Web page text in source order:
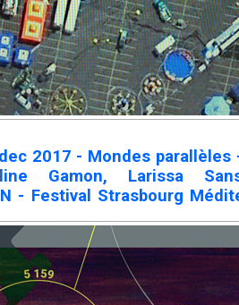
2017 - Mondes parallèles
Gamon, Larissa
- Festival Strasbourg